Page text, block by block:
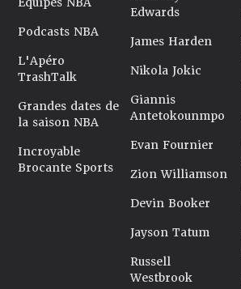
Podcasts NBA
L'Apéro
TrashTalk
Grandes dates de
la saison NBA
Incroyable
Brocante Sports
Edwards
James Harden
Nikola Jokic
Giannis
Antetokounmpo
Evan Fournier
Zion Williamson
Devin Booker
Jayson Tatum
Russell
Westbrook